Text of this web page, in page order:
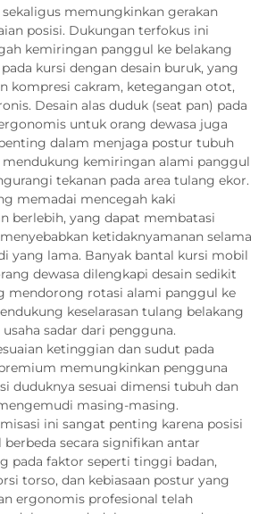
memungkinkan gerakan
posisi. Dukungan terfokus ini
kemiringan panggul ke belakang
kursi dengan desain buruk, yang
kompresi cakram, ketegangan otot,
Desain alas duduk (seat pan) pada
untuk orang dewasa juga
dalam menjaga postur tubuh
kemiringan alami panggul
tekanan pada area tulang ekor.
memadai mencegah kaki
berlebih, yang dapat membatasi
ketidaknyamanan selama
yang lama. Banyak bantal kursi mobil
dewasa dilengkapi desain sedikit
mendorong rotasi alami panggul ke
keselarasan tulang belakang
sadar dari pengguna.
ketinggian dan sudut pada
memungkinkan pengguna
duduknya sesuai dimensi tubuh dan
masing-masing.
ini sangat penting karena posisi
secara signifikan antar
pada faktor seperti tinggi badan,
torso, dan kebiasaan postur yang
ergonomis profesional telah